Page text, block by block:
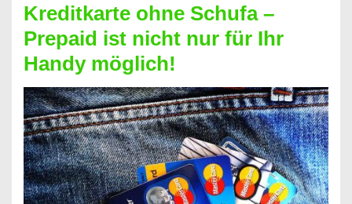
Neueröffnung
trotz
Schufaeintrag
möglich
Kreditkarte ohne Schufa –
Prepaid ist nicht nur für Ihr
Handy möglich!